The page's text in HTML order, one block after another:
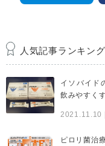
人気記事ランキング
イソバイド
飲みやすく
2021.11.10
ピロリ菌治